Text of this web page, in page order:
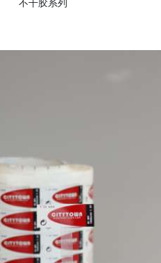
不干胶系列